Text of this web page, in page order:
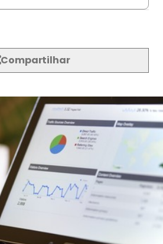
Compartilhar